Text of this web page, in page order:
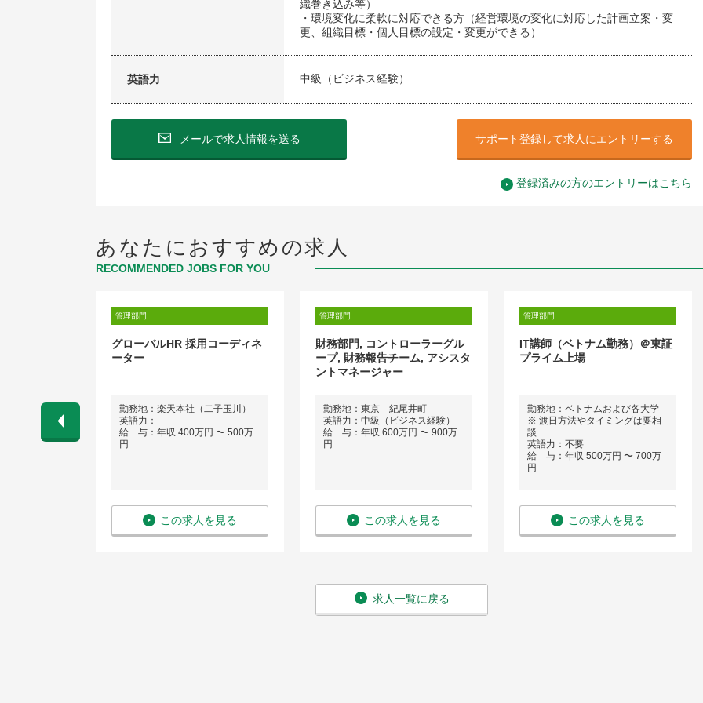
織巻き込み等）
・環境変化に柔軟に対応できる方（経営環境の変化に対応した計画立案・変
更、組織目標・個人目標の設定・変更ができる）
英語力 中級（ビジネス経験）
メールで求人情報を送る サポート登録して求人にエントリーする
登録済みの方のエントリーはこちら
あなたにおすすめの求人
RECOMMENDED JOBS FOR YOU
管理部門
グローバルHR 採用コーディネ
ーター
勤務地：楽天本社（二子玉川）
英語力：
給 与：年収 400万円 〜 500万
円
この求人を見る
管理部門
財務部門, コントローラーグル
ープ, 財務報告チーム, アシスタ
ントマネージャー
勤務地：東京 紀尾井町
英語力：中級（ビジネス経験）
給 与：年収 600万円 〜 900万
円
この求人を見る
管理部門
IT講師（ベトナム勤務）＠東証
プライム上場
勤務地：ベトナムおよび各大学
※ 渡日方法やタイミングは要相
談
英語力：不要
給 与：年収 500万円 〜 700万
円
この求人を見る
求人一覧に戻る